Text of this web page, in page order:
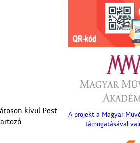
kívül Pest
A projekt a Magyar
támogatásával